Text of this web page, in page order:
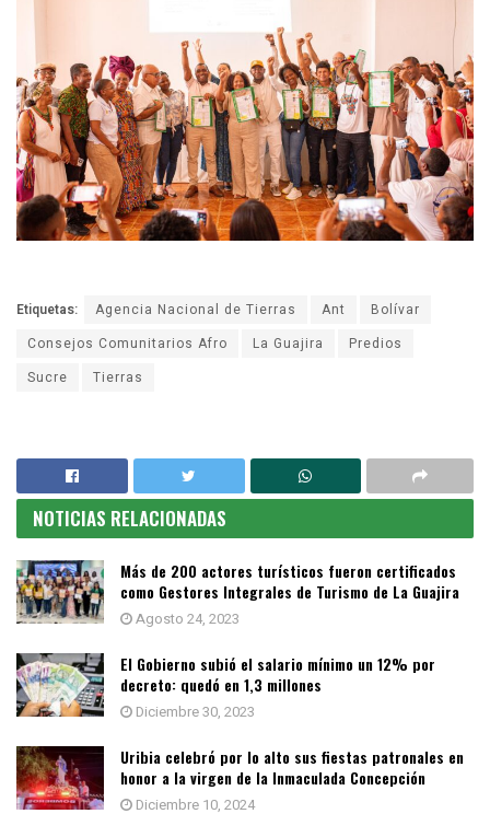
Etiquetas: Agencia Nacional de Tierras Ant
Bolívar
Consejos Comunitarios Afro
La Guajira
Predios
Sucre
Tierras
NOTICIAS RELACIONADAS
Más de 200 actores turísticos fueron certificados
como Gestores Integrales de Turismo de La Guajira
Agosto 24, 2023
El Gobierno subió el salario mínimo un 12% por
decreto: quedó en 1,3 millones
Diciembre 30, 2023
Uribia celebró por lo alto sus fiestas patronales en
honor a la virgen de la Inmaculada Concepción
Diciembre 10, 2024